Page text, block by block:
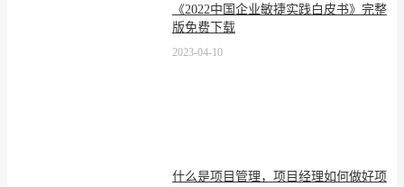
《2022中国企业敏捷实践白皮书》完整
版免费下载
2023-04-10
什么是项目管理，项目经理如何做好项